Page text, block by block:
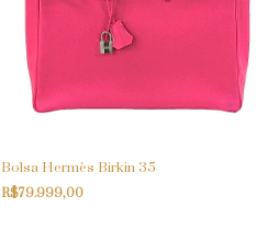
Bolsa Hermès Birkin 35
R$79.999,00